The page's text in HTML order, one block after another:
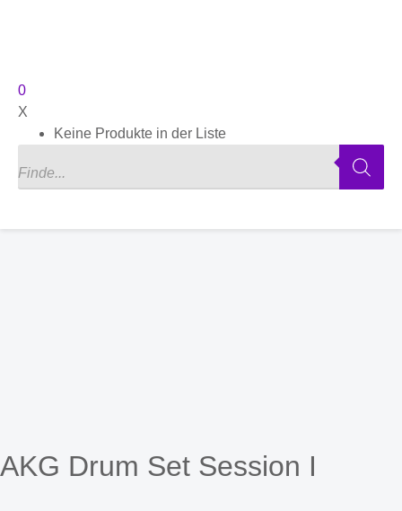
0
X
Keine Produkte in der Liste
AKG Drum Set Session I